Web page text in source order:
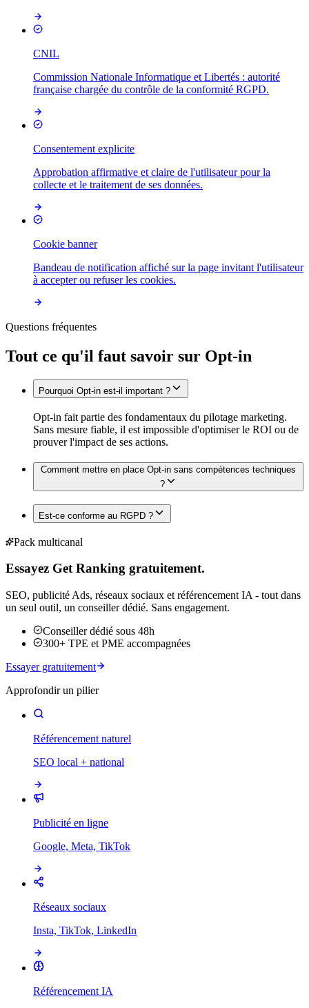
CNIL
Commission Nationale Informatique et Libertés : autorité
française chargée du contrôle de la conformité RGPD.
Consentement explicite
Approbation affirmative et claire de l'utilisateur pour la
collecte et le traitement de ses données.
Cookie banner
Bandeau de notification affiché sur la page invitant l'utilisateur
à accepter ou refuser les cookies.
Questions fréquentes
Tout ce qu'il faut savoir sur Opt-in
Pourquoi Opt-in est-il important ?
Opt-in fait partie des fondamentaux du pilotage marketing.
Sans mesure fiable, il est impossible d'optimiser le ROI ou de
prouver l'impact de ses actions.
Comment mettre en place Opt-in sans compétences techniques
?
Est-ce conforme au RGPD ?
Pack multicanal
Essayez Get Ranking gratuitement.
SEO, publicité Ads, réseaux sociaux et référencement IA - tout dans
un seul outil, un conseiller dédié. Sans engagement.
Conseiller dédié sous 48h
300+ TPE et PME accompagnées
Essayer gratuitement
Approfondir un pilier
Référencement naturel
SEO local + national
Publicité en ligne
Google, Meta, TikTok
Réseaux sociaux
Insta, TikTok, LinkedIn
Référencement IA